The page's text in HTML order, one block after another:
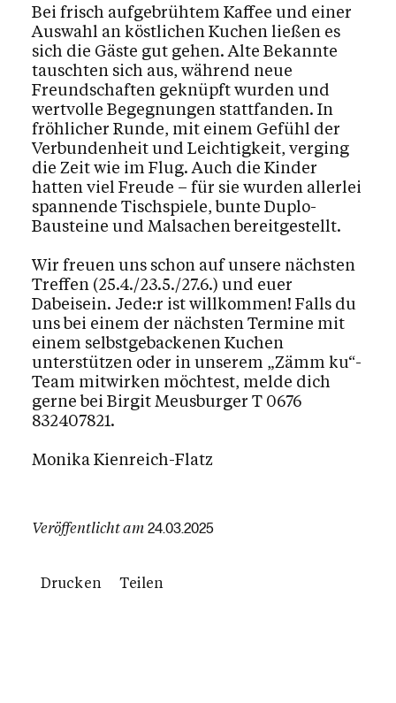
Bei frisch aufgebrühtem Kaffee und einer
Auswahl an köstlichen Kuchen ließen es
sich die Gäste gut gehen. Alte Bekannte
tauschten sich aus, während neue
Freundschaften geknüpft wurden und
wertvolle Begegnungen stattfanden. In
fröhlicher Runde, mit einem Gefühl der
Verbundenheit und Leichtigkeit, verging
die Zeit wie im Flug. Auch die Kinder
hatten viel Freude – für sie wurden allerlei
spannende Tischspiele, bunte Duplo-
Bausteine und Malsachen bereitgestellt.
Wir freuen uns schon auf unsere nächsten
Treffen (25.4./23.5./27.6.) und euer
Dabeisein. Jede:r ist willkommen! Falls du
uns bei einem der nächsten Termine mit
einem selbstgebackenen Kuchen
unterstützen oder in unserem „Zämm ku“-
Team mitwirken möchtest, melde dich
gerne bei Birgit Meusburger T 0676
832407821.
Monika Kienreich-Flatz
Veröffentlicht am 24.03.2025
Drucken Teilen